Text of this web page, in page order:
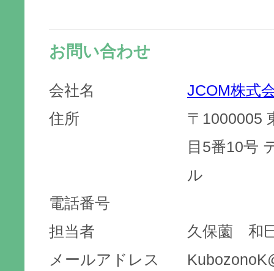
お問い合わせ
会社名
JCOM株式
住所
〒1000005
目5番10号
ル
電話番号
担当者
久保薗 和
メールアドレス